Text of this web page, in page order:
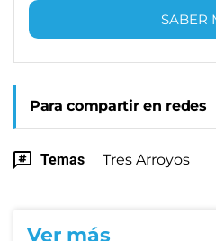
SABER
Para compartir en redes
Temas Tres Arroyos
Ver más